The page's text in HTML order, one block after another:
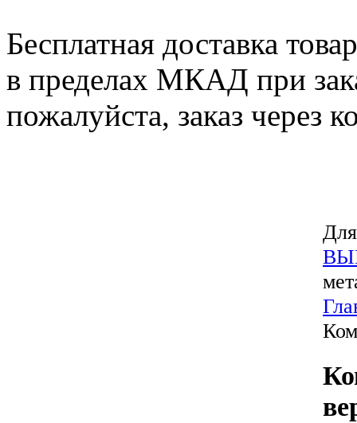
Бесплатная доставка
в пределах МКАД при
пожалуйста, заказ через